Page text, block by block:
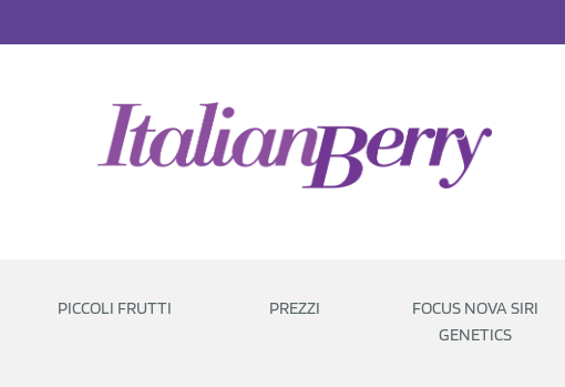
PICCOLI FRUTTI PREZZI
FOCUS NOVA SIRI
GENETICS